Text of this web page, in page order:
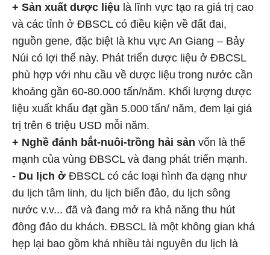
+ Sản xuất dược liệu là lĩnh vực tạo ra giá trị cao
và các tỉnh ở ĐBSCL có điều kiện về đất đai,
nguồn gene, đặc biệt là khu vực An Giang – Bảy
Núi có lợi thế này. Phát triển dược liệu ở ĐBCSL
phù hợp với nhu cầu về dược liệu trong nước cần
khoảng gần 60-80.000 tấn/năm. Khối lượng dược
liệu xuất khẩu đạt gần 5.000 tấn/ năm, đem lại giá
trị trên 6 triệu USD mỗi năm.
+ Nghề đánh bắt-nuôi-trồng hải sản vốn là thế
mạnh của vùng ĐBSCL và đang phát triển mạnh.
- Du lịch ở ĐBSCL có các loại hình đa dạng như
du lịch tâm linh, du lịch biển đảo, du lịch sông
nước v.v... đã và đang mở ra khả năng thu hút
đông đảo du khách. ĐBSCL là một không gian khá
hẹp lại bao gồm khá nhiều tài nguyên du lịch là